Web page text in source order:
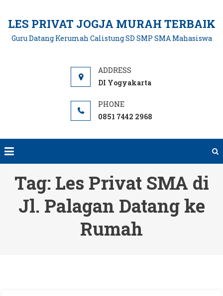
content
LES PRIVAT JOGJA MURAH TERBAIK
Guru Datang Kerumah Calistung SD SMP SMA Mahasiswa
DI Yogyakarta
0851 7442 2968
Tag: Les Privat SMA di
Jl. Palagan Datang ke
Rumah